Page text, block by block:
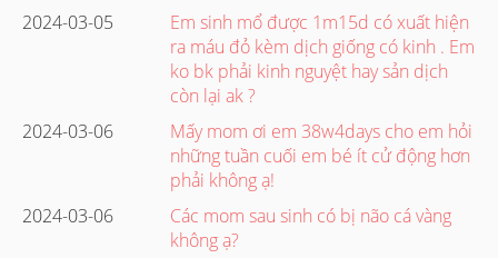
2024-03-05
Em sinh mổ được 1m15d có xuất hiện
ra máu đỏ kèm dịch giống có kinh . Em
ko bk phải kinh nguyệt hay sản dịch
còn lại ak ?
2024-03-06
Mấy mom ơi em 38w4days cho em hỏi
những tuần cuối em bé ít cử động hơn
phải không ạ!
2024-03-06
Các mom sau sinh có bị não cá vàng
không ạ?